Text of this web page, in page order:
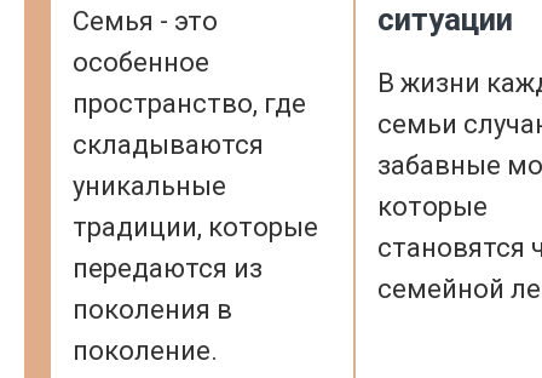
Семья - это
особенное
пространство, где
складываются
уникальные
традиции, которые
передаются из
поколения в
поколение.
ситуации
В жизни
семьи
забавные
которые
становятся
семейной